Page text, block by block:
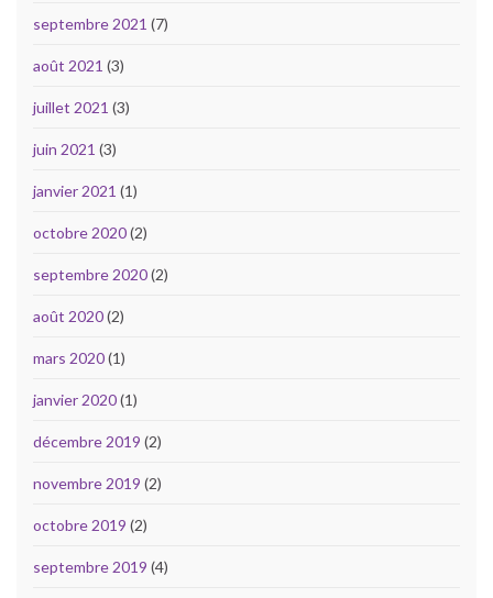
septembre 2021 (7)
août 2021 (3)
juillet 2021 (3)
juin 2021 (3)
janvier 2021 (1)
octobre 2020(2)
septembre 2020(2)
août 2020(2)
mars 2020(1)
janvier 2020(1)
décembre 2019 (2)
novembre 2019 (2)
octobre 2019 (2)
septembre 2019 (4)